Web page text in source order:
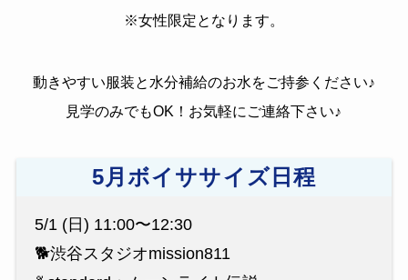
※女性限定となります。
動きやすい服装と水分補給のお水をご持参ください♪
見学のみでもOK！お気軽にご連絡下さい♪
5月ボイササイズ日程
5/1 (日) 11:00〜12:30
🐕渋谷スタジオmission811